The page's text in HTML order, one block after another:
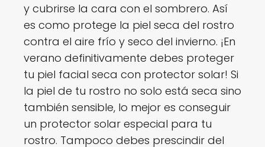
y cubrirse la cara con el sombrero. Así
es como protege la piel seca del rostro
contra el aire frío y seco del invierno. ¡En
verano definitivamente debes proteger
tu piel facial seca con protector solar! Si
la piel de tu rostro no solo está seca sino
también sensible, lo mejor es conseguir
un protector solar especial para tu
rostro. Tampoco debes prescindir del